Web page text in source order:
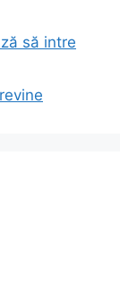
să intre